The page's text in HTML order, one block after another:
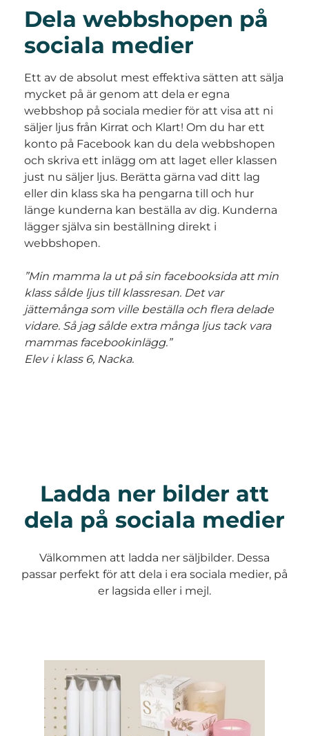
Dela webbshopen på
sociala medier
Ett av de absolut mest effektiva sätten att sälja
mycket på är genom att dela er egna
webbshop på sociala medier för att visa att ni
säljer ljus från Kirrat och Klart! Om du har ett
konto på Facebook kan du dela webbshopen
och skriva ett inlägg om att laget eller klassen
just nu säljer ljus. Berätta gärna vad ditt lag
eller din klass ska ha pengarna till och hur
länge kunderna kan beställa av dig. Kunderna
lägger själva sin beställning direkt i
webbshopen.
”Min mamma la ut på sin facebooksida att min
klass sålde ljus till klassresan. Det var
jättemånga som ville beställa och flera delade
vidare. Så jag sålde extra många ljus tack vara
mammas facebookinlägg.”
Elev i klass 6, Nacka.
Ladda ner bilder att
dela på sociala medier
Välkommen att ladda ner säljbilder. Dessa
passar perfekt för att dela i era sociala medier, på
er lagsida eller i mejl.